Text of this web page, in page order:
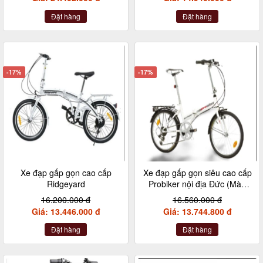
Đặt hàng Đặt hàng
-17%
Xe đạp gấp gọn cao cấp
Ridgeyard
16.200.000 đ
Giá: 13.446.000 đ
Đặt hàng
-17%
Xe đạp gấp gọn siêu cao cấp
Probiker nội địa Đức (Màu
trắng)
16.560.000 đ
Giá: 13.744.800 đ
Đặt hàng